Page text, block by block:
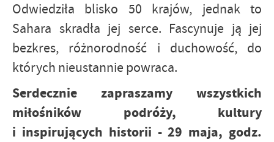
Odwiedziła blisko 50 krajów, jednak to
Sahara skradła jej serce. Fascynuje ją jej
bezkres, różnorodność i duchowość, do
których nieustannie powraca.
Serdecznie zapraszamy wszystkich
miłośników podróży, kultury
i inspirujących historii - 29 maja, godz.